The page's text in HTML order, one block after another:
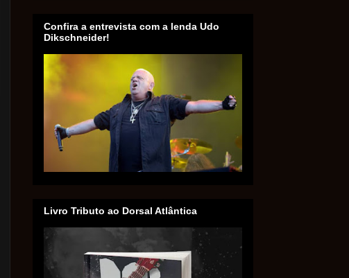
Confira a entrevista com a lenda Udo
Dikschneider!
Livro Tributo ao Dorsal Atlântica